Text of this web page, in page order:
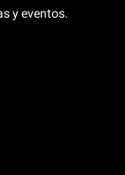
y eventos.